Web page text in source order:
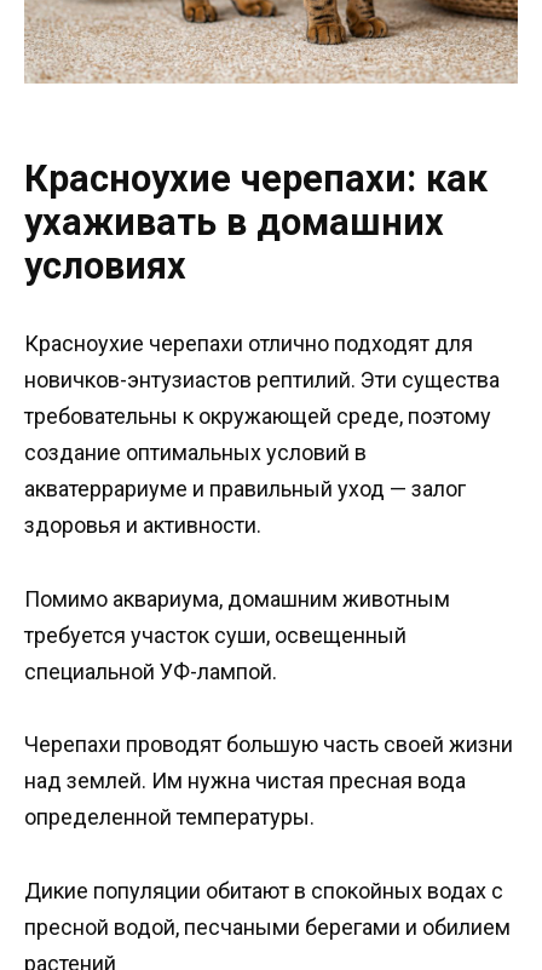
Красноухие черепахи: как
ухаживать в домашних
условиях
Красноухие черепахи отлично подходят для
новичков-энтузиастов рептилий. Эти существа
требовательны к окружающей среде, поэтому
создание оптимальных условий в
акватеррариуме и правильный уход — залог
здоровья и активности.
Помимо аквариума, домашним животным
требуется участок суши, освещенный
специальной УФ-лампой.
Черепахи проводят большую часть своей жизни
над землей. Им нужна чистая пресная вода
определенной температуры.
Дикие популяции обитают в спокойных водах с
пресной водой, песчаными берегами и обилием
растений